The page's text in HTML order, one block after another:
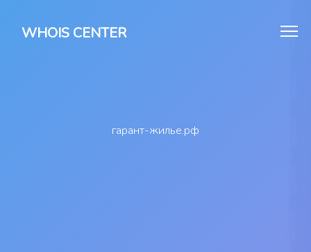
WHOIS CENTER
гарант-жилье.рф